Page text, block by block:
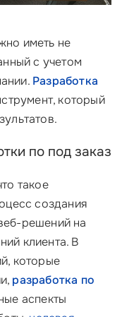
иметь не
с учетом
Разработка
который
по под заказ
такое
создания
решений на
клиента. В
которые
разработка по
аспекты